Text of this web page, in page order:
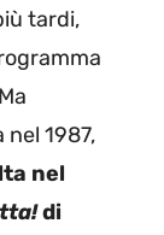
tardi,
1987,
nel
di